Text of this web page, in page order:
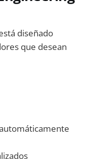
diseñado
que desean